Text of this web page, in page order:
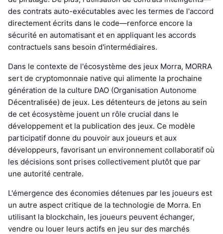
des contrats auto-exécutables avec les termes de l'accord
directement écrits dans le code—renforce encore la
sécurité en automatisant et en appliquant les accords
contractuels sans besoin d'intermédiaires.
Dans le contexte de l'écosystème des jeux Morra, MORRA
sert de cryptomonnaie native qui alimente la prochaine
génération de la culture DAO (Organisation Autonome
Décentralisée) de jeux. Les détenteurs de jetons au sein
de cet écosystème jouent un rôle crucial dans le
développement et la publication des jeux. Ce modèle
participatif donne du pouvoir aux joueurs et aux
développeurs, favorisant un environnement collaboratif où
les décisions sont prises collectivement plutôt que par
une autorité centrale.
L'émergence des économies détenues par les joueurs est
un autre aspect critique de la technologie de Morra. En
utilisant la blockchain, les joueurs peuvent échanger,
vendre ou louer leurs actifs en jeu sur des marchés